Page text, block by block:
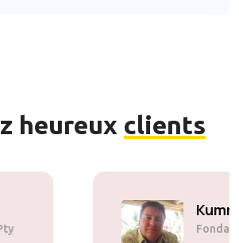
heureux clients
Fondateur et PDG de Mogen Pty